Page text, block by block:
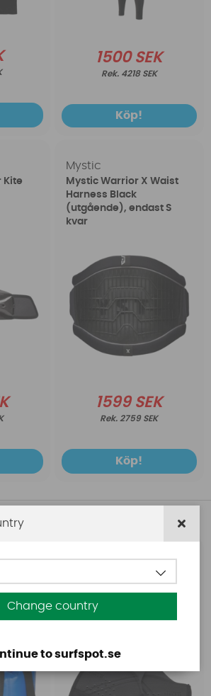
1500 SEK
4218 SEK
Köp!
Kite
Mystic
Mystic Warrior X Waist
Harness Black
(utgående), endast S
kvar
1599 SEK
2759 SEK
Köp!
köpte även
20
Mystic
Mystic Ear pads Vandal
/ Vandal Pro Helmet
Change country
to surfspot.se